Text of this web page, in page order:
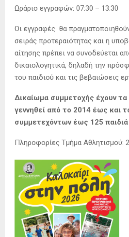
Ωράριο εγγραφών: 07:30 – 13:30
Οι εγγραφές θα
σειράς προτεραιότητας και η
αίτησης πρέπει να συνοδεύεται
δικαιολογητικά, δηλαδή την
του παιδιού και τις βεβαιώσεις
Δικαίωμα συμμετοχής έχουν τα
γεννηθεί από το 2014 έως και
συμμετεχόντων έως 125 παιδιά
Πληροφορίες Τμήμα Αθλητισμού: